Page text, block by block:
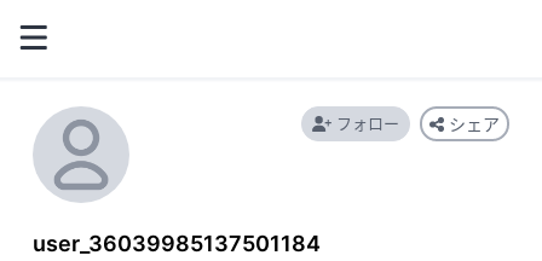
user_36039985137501184
フォロー シェア